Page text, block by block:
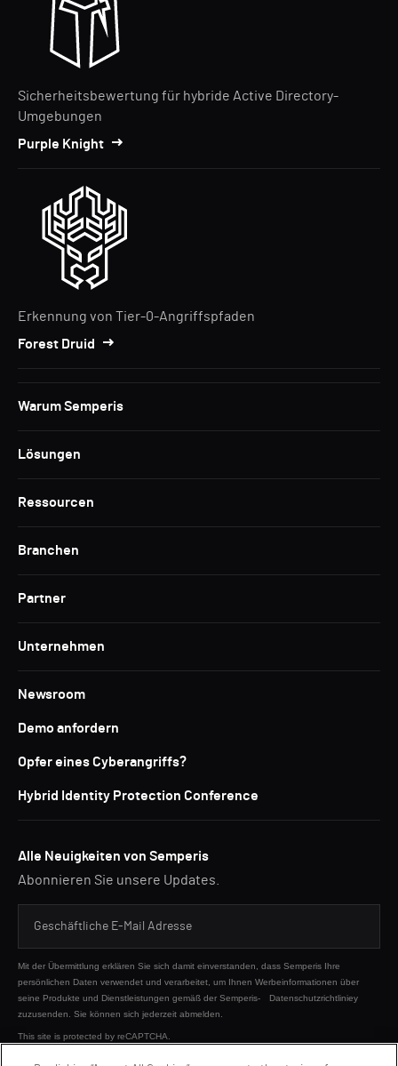
Sicherheitsbewertung für hybride Active Directory-
Umgebungen
Purple Knight
Erkennung von Tier-0-Angriffspfaden
Forest Druid
Warum Semperis
Lösungen
Ressourcen
Branchen
Partner
Unternehmen
Newsroom
Demo anfordern
Opfer eines Cyberangriffs?
Hybrid Identity Protection Conference
Alle Neuigkeiten von Semperis
Abonnieren Sie unsere Updates.
Mit der Übermittlung erklären Sie sich damit einverstanden, dass Semperis Ihre
persönlichen Daten verwendet und verarbeitet, um Ihnen Werbeinformationen über
seine Produkte und Dienstleistungen gemäß der Semperis-
Datenschutzrichtliniey
zuzusenden. Sie können sich jederzeit abmelden.
This site is protected by reCAPTCHA.